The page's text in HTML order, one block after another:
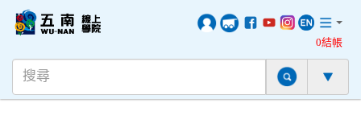
0結帳